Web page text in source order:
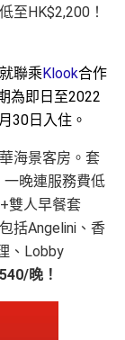
至HK$2,200！
就聯乘 Klook合作
為即日至2022
30日入住。
海景客房。套
晚連服務費低
雙人早餐套
括Angelini、香
、Lobby
晚！